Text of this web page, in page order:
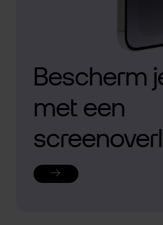
Bescherm
met een